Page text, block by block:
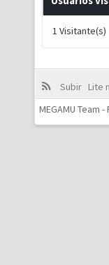
1 Visitante(s)
Subir Lite
MEGAMU Team